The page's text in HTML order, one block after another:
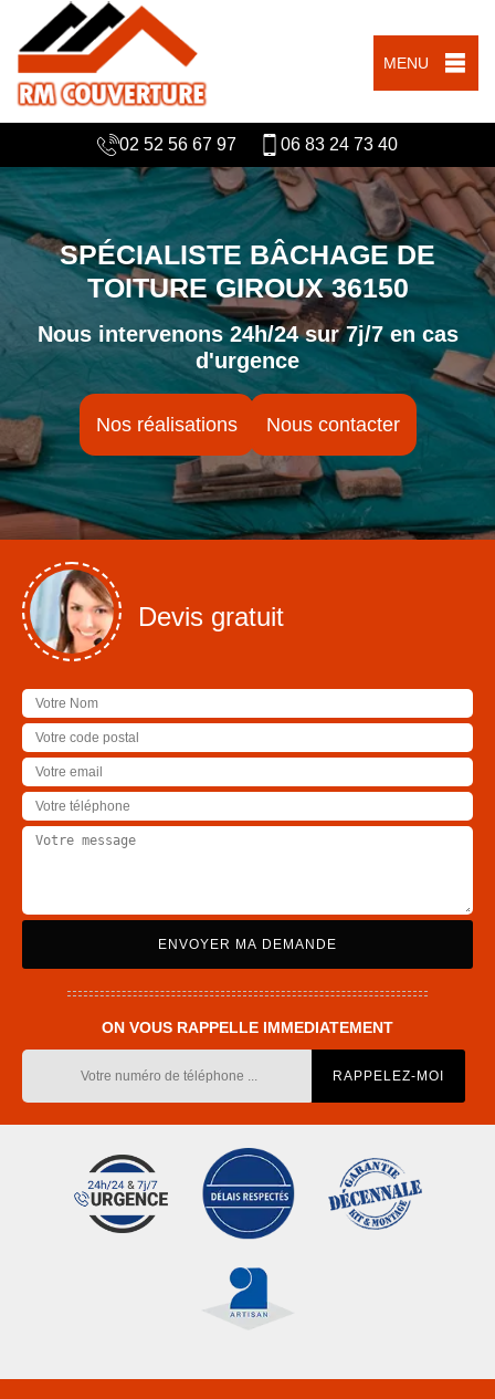
MENU
02 52 56 67 97 06 83 24 73 40
SPÉCIALISTE BÂCHAGE DE
TOITURE GIROUX 36150
Nous intervenons 24h/24 sur 7j/7 en cas
d'urgence
Nos réalisations Nous contacter
Devis gratuit
ON VOUS RAPPELLE IMMEDIATEMENT